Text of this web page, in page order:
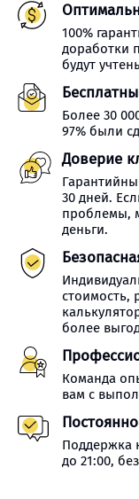
100%
доработки
будут
Более 30
97% были
Доверие
30 дней.
проблемы,
деньги.
стоимость,
более
Команда
вам с
Поддержка
до 21:00,